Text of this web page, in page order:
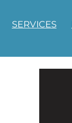
SERVICES